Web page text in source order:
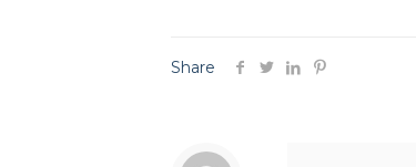
Share